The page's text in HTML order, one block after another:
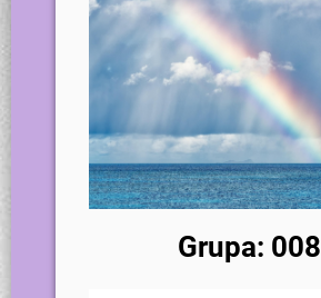
Grupa: 008